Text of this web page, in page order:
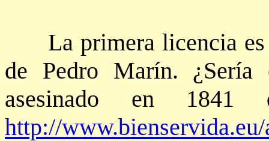
La primera licencia es
de Pedro Marín.
asesinado en 1841
http://